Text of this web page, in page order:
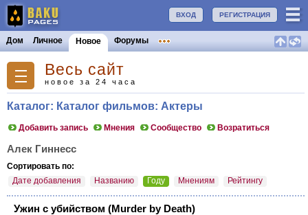
РЕГИСТРАЦИЯ
ВХОД
Дом Личное Новое Форумы
Весь сайт
новое за 24 часа
Каталог: Каталог фильмов: Актеры
Добавить запись Мнения Сообщество Возратиться
Алек Гиннесс
Сортировать по:
Дате добавления
Названию Году Мнениям Рейтингу
Ужин с убийством (Murder by Death)